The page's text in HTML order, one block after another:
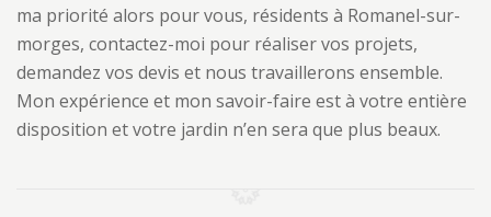
ma priorité alors pour vous, résidents à Romanel-sur-
morges, contactez-moi pour réaliser vos projets,
demandez vos devis et nous travaillerons ensemble.
Mon expérience et mon savoir-faire est à votre entière
disposition et votre jardin n’en sera que plus beaux.